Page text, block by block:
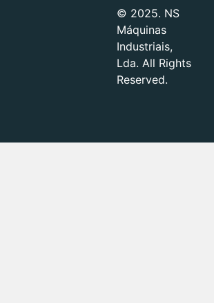
© 2025. NS
Máquinas
Industriais,
Lda. All Rights
Reserved.